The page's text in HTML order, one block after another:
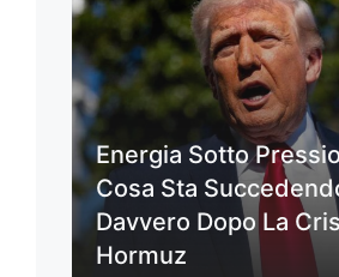
Energia Sotto
Cosa Sta
Davvero Dopo La
Hormuz